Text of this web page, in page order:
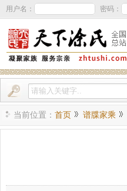
用户名： 密码：
当前位置： 首页 谱牒家乘